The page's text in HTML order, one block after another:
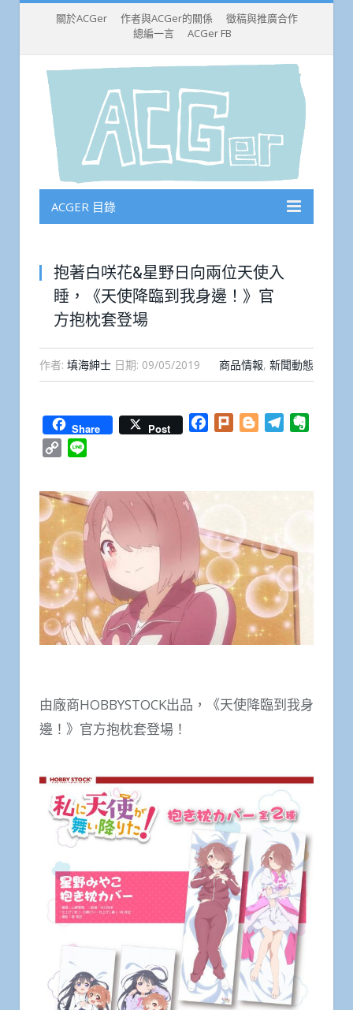
關於ACGer 作者與ACGer的關係
徵稿與推廣合作
總編一言
ACGer FB
ACGER 目錄
抱著白咲花&星野日向兩位天使入
睡，《天使降臨到我身邊！》官
方抱枕套登場
作者: 填海紳士 日期: 09/05/2019 商品情報, 新聞動態
Share Post Facebook
Plurk BloggerTelegram
Copy
由廠商HOBBYSTOCK出品，《天使降臨到我身
邊！》官方抱枕套登場！